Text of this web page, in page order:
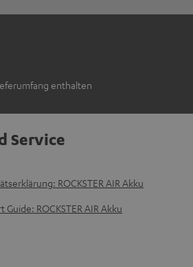
enthalten
Service
ROCKSTER AIR Akku
Guide: ROCKSTER AIR Akku